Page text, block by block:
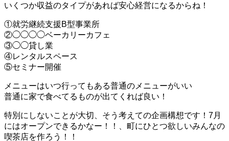
いくつか収益のタイプがあれば安心経営になるからね！
①就労継続支援B型事業所
②◯◯◯◯ベーカリーカフェ
③◯◯貸し業
④レンタルスペース
⑤セミナー開催
メニューはいつ行ってもある普通のメニューがいい
普通に家で食べてるものが出てくれば良い！
特別にしないことが大切、そう考えての企画構想です！7月
にはオープンできるかなー！！、町にひとつ欲しいみんなの
喫茶店を作ろう！！